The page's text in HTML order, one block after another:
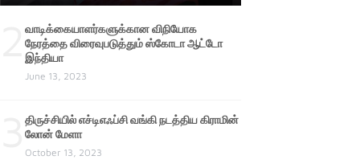
வாடிக்கையாளர்களுக்கான விநியோக
நேரத்தை விரைவுபடுத்தும் ஸ்கோடா ஆட்டோ
இந்தியா
June 13, 2023
திருச்சியில் எச்டிஎஃப்சி வங்கி நடத்திய கிராமின்
லோன் மேளா
October 13, 2023